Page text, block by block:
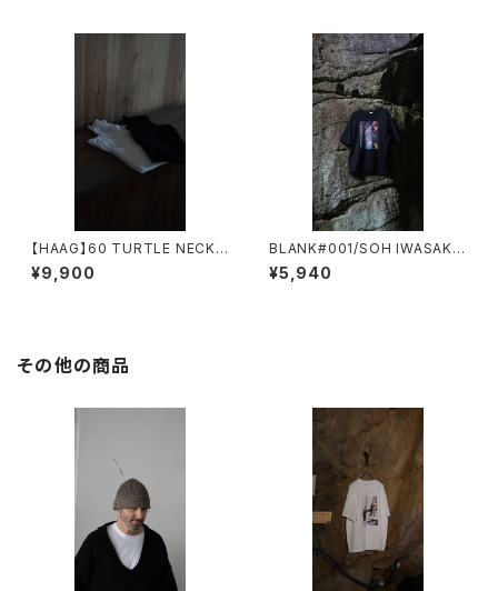
【HAAG】60 TURTLE NECK
SHIRT
¥9,900
BLANK#001/SOH IWASAKI
EROSION 01 苔
¥5,940
その他の商品